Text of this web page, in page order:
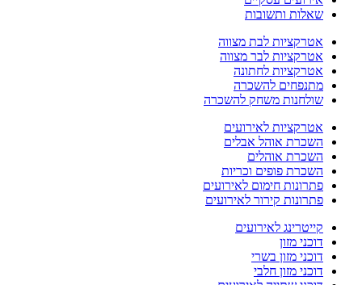
שאלות ותשובות
אטרקציות לבת מצווה
אטרקציות לבר מצווה
אטרקציות לחתונה
מתנפחים להשכרה
שולחנות משחק להשכרה
אטרקציות לאירועים
השכרת אוהל אבלים
השכרת אוהלים
השכרת פופים וכריות
פתרונות חימום לאירועים
פתרונות קירור לאירועים
קייטרינג לאירועים
דוכני מזון
דוכני מזון בשרי
דוכני מזון חלבי